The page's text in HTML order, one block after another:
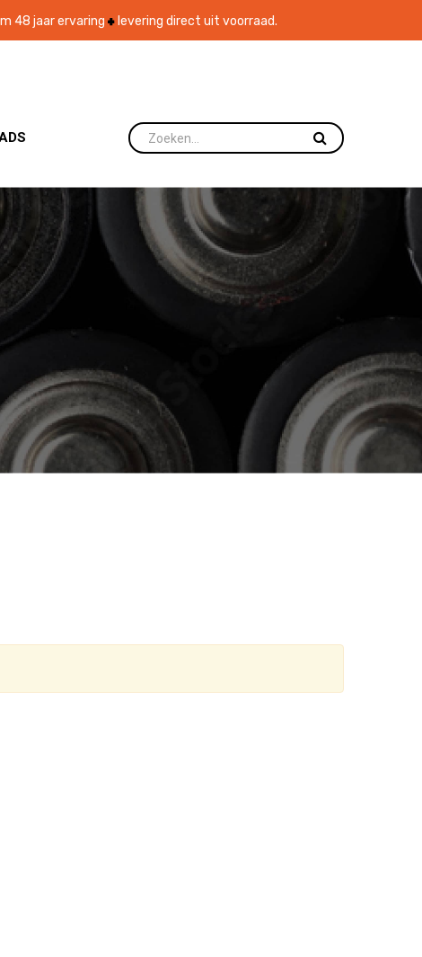
48 jaar ervaring levering direct uit voorraad.